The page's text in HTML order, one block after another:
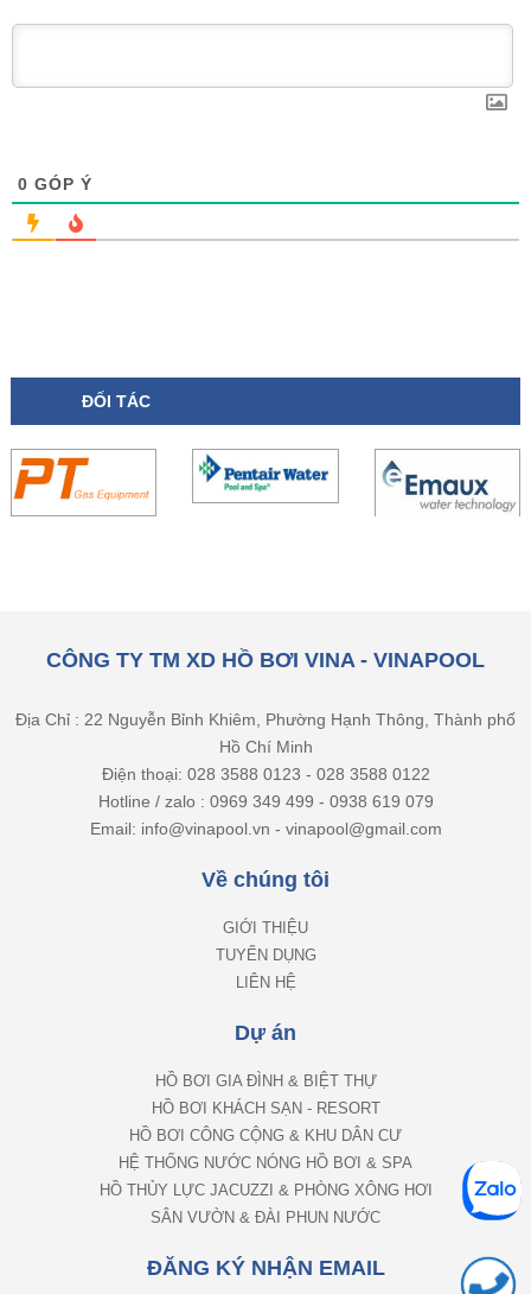
0 GÓP Ý
ĐỐI TÁC
CÔNG TY TM XD HỒ BƠI VINA - VINAPOOL
Địa Chỉ : 22 Nguyễn Bỉnh Khiêm, Phường Hạnh Thông, Thành phố
Hồ Chí Minh
Điện thoại: 028 3588 0123 - 028 3588 0122
Hotline / zalo : 0969 349 499 - 0938 619 079
Email: info@vinapool.vn - vinapool@gmail.com
Về chúng tôi
GIỚI THIỆU
TUYỂN DỤNG
LIÊN HỆ
Dự án
HỒ BƠI GIA ĐÌNH & BIỆT THỰ
HỒ BƠI KHÁCH SẠN - RESORT
HỒ BƠI CÔNG CỘNG & KHU DÂN CƯ
HỆ THỐNG NƯỚC NÓNG HỒ BƠI & SPA
HỒ THỦY LỰC JACUZZI & PHÒNG XÔNG HƠI
SÂN VƯỜN & ĐÀI PHUN NƯỚC
ĐĂNG KÝ NHẬN EMAIL